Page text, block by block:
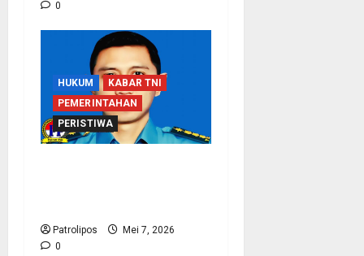
0
HUKUM
KABAR TNI
PEMERINTAHAN
PERISTIWA
Patrolipos
Mei 7, 2026
0